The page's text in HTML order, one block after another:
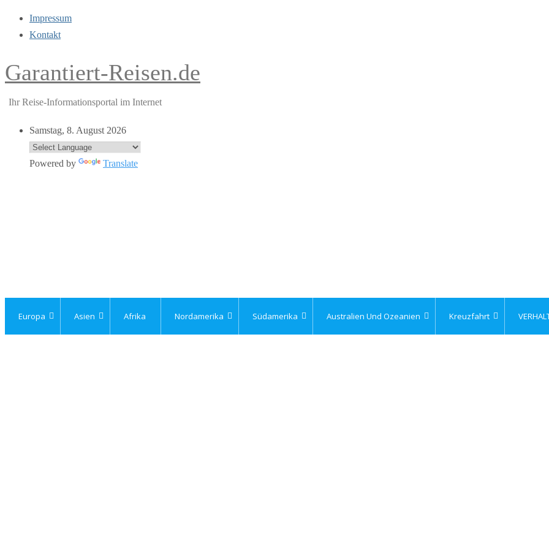
Impressum
Kontakt
Garantiert-Reisen.de
Ihr Reise-Informationsportal im Internet
Samstag, 8. August 2026
Powered by Translate
Europa Asien Afrika Nordamerika Südamerika Australien Und Ozeanien Kreuzfahrt